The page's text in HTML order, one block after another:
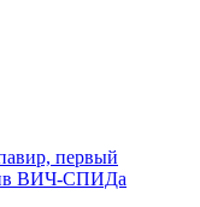
первый
ВИЧ-СПИДа